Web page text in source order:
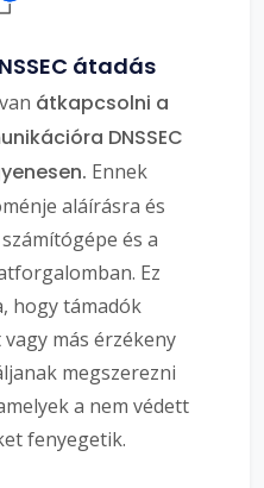
átadás
átkapcsolni a
DNSSEC
Ennek
aláírásra és
és a
Ez
hogy támadók
más érzékeny
megszerezni
a nem védett
fenyegetik.